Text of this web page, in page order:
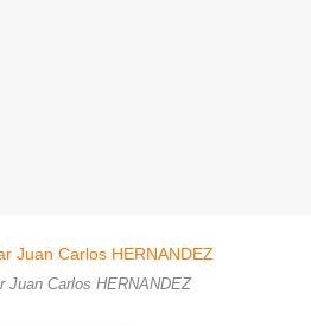
Juan Carlos HERNANDEZ